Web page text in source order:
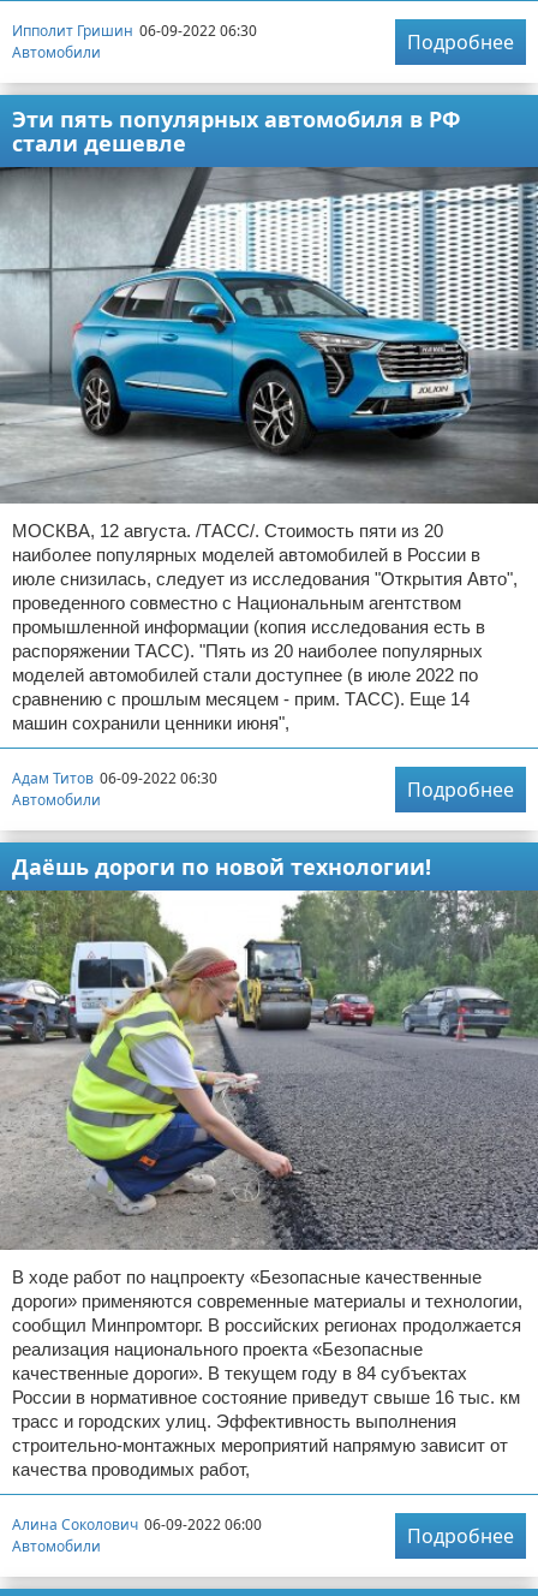
Ипполит Гришин 06-09-2022 06:30
Автомобили
Подробнее
Эти пять популярных автомобиля в РФ
стали дешевле
МОСКВА, 12 августа. /ТАСС/. Стоимость пяти из 20
наиболее популярных моделей автомобилей в России в
июле снизилась, следует из исследования "Открытия Авто",
проведенного совместно с Национальным агентством
промышленной информации (копия исследования есть в
распоряжении ТАСС). "Пять из 20 наиболее популярных
моделей автомобилей стали доступнее (в июле 2022 по
сравнению с прошлым месяцем - прим. ТАСС). Еще 14
машин сохранили ценники июня",
Адам Титов 06-09-2022 06:30
Автомобили
Подробнее
Даёшь дороги по новой технологии!
В ходе работ по нацпроекту «Безопасные качественные
дороги» применяются современные материалы и технологии,
сообщил Минпромторг. В российских регионах продолжается
реализация национального проекта «Безопасные
качественные дороги». В текущем году в 84 субъектах
России в нормативное состояние приведут свыше 16 тыс. км
трасс и городских улиц. Эффективность выполнения
строительно-монтажных мероприятий напрямую зависит от
качества проводимых работ,
Алина Соколович 06-09-2022 06:00
Автомобили
Подробнее